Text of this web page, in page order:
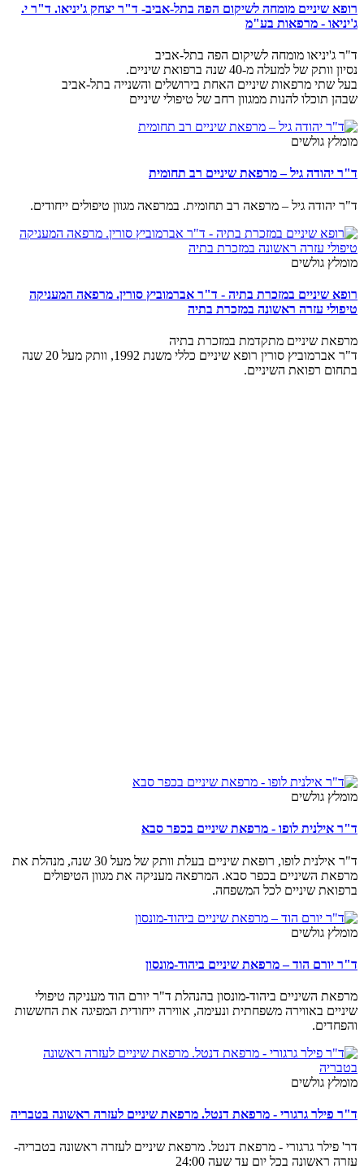
רופא שיניים מומחה לשיקום הפה בתל-אביב- ד"ר יצחק ג'יניאו. ד"ר י.
ג'יניאו - מרפאות בע"מ
ד"ר ג'יניאו מומחה לשיקום הפה בתל-אביב
נסיון וותק של למעלה מ-40 שנה ברפואת שיניים.
בעל שתי מרפאות שיניים האחת בירושלים והשנייה בתל-אביב
שבהן תוכלו להנות ממגוון רחב של טיפולי שיניים
מומלץ גולשים
ד"ר יהודה גיל – מרפאת שיניים רב תחומית
ד"ר יהודה גיל – מרפאה רב תחומית. במרפאה מגוון טיפולים ייחודים.
מומלץ גולשים
רופא שיניים במזכרת בתיה - ד"ר אברמוביץ סורין. מרפאה המעניקה
טיפולי עזרה ראשונה במזכרת בתיה
מרפאת שיניים מתקדמת במזכרת בתיה
ד"ר אברמוביץ סורין רופא שיניים כללי משנת 1992, וותק מעל 20 שנה
בתחום רפואת השיניים.
מומלץ גולשים
ד"ר אילנית לופו - מרפאת שיניים בכפר סבא
ד"ר אילנית לופו, רופאת שיניים בעלת וותק של מעל 30 שנה, מנהלת את
מרפאת השיניים בכפר סבא. המרפאה מעניקה את מגוון הטיפולים
ברפואת שיניים לכל המשפחה.
מומלץ גולשים
ד"ר יורם הוד – מרפאת שיניים ביהוד-מונסון
מרפאת השיניים ביהוד-מונסון בהנהלת ד"ר יורם הוד מעניקה טיפולי
שיניים באווירה משפחתית ונעימה, אווירה ייחודית המפיגה את החששות
והפחדים.
מומלץ גולשים
ד"ר פילר גרגורי - מרפאת דנטל. מרפאת שיניים לעזרה ראשונה בטבריה
דר' פילר גרגורי - מרפאת דנטל. מרפאת שיניים לעזרה ראשונה בטבריה-
עזרה ראשונה בכל יום עד שעה 24:00